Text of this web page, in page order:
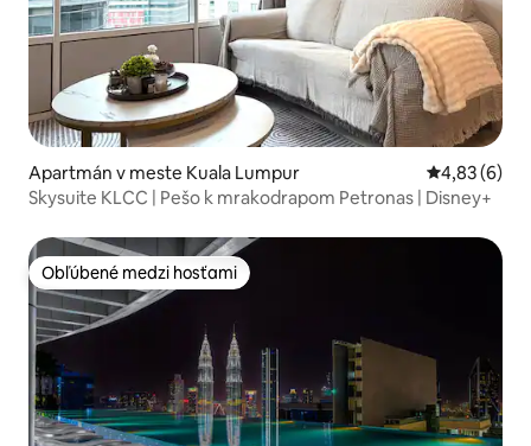
Apartmán v meste Kuala Lumpur Priemerné
4,83 (6)
Skysuite KLCC | Pešo k mrakodrapom Petronas | Disney+
Obľúbené medzi hosťami
Obľúbené medzi hosťami